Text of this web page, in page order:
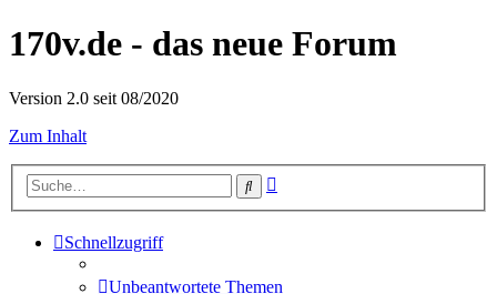
170v.de - das neue Forum
Version 2.0 seit 08/2020
Zum Inhalt
Suche
Schnellzugriff
Unbeantwortete Themen